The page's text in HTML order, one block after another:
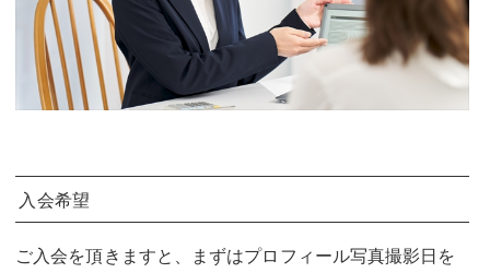
入会希望
ご入会を頂きますと、まずはプロフィール写真撮影日を